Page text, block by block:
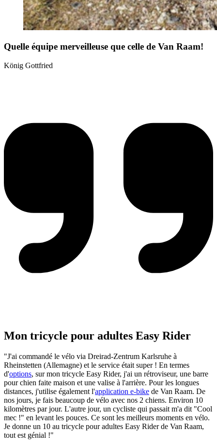
Quelle équipe merveilleuse que celle de Van Raam!
König Gottfried
Mon tricycle pour adultes Easy Rider
"J'ai commandé le vélo via Dreirad-Zentrum Karlsruhe à
Rheinstetten (Allemagne) et le service était super ! En termes
d'options, sur mon tricycle Easy Rider, j'ai un rétroviseur, une barre
pour chien faite maison et une valise à l'arrière. Pour les longues
distances, j'utilise également l'application e-bike de Van Raam. De
nos jours, je fais beaucoup de vélo avec nos 2 chiens. Environ 10
kilomètres par jour. L'autre jour, un cycliste qui passait m'a dit "Cool
mec !" en levant les pouces. Ce sont les meilleurs moments en vélo.
Je donne un 10 au tricycle pour adultes Easy Rider de Van Raam,
tout est génial !"